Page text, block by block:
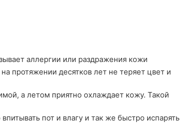
аллергии или раздражения кожи
протяжении десятков лет не теряет цвет и
а летом приятно охлаждает кожу. Такой
пот и влагу и так же быстро испарять